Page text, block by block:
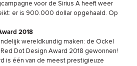
voor de Sirius A heeft weer
er is 900.000 dollar opgehaald. Op
2018
wereldkundig maken: de Ockel
Dot Design Award 2018 gewonnen!
is één van de meest prestigieuze